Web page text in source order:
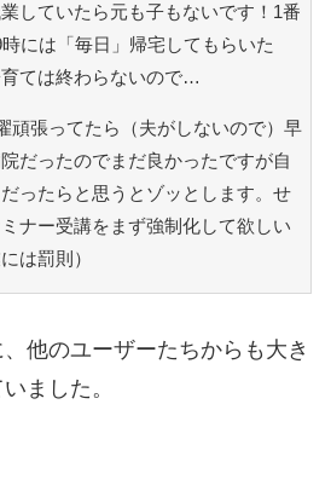
していたら元も子もないです！1番
には「毎日」帰宅してもらいた
ては終わらないので…
頑張ってたら（夫がしないので）早
だったのでまだ良かったですが自
ったらと思うとゾッとします。せ
ナー受講をまず強制化して欲しい
は罰則）
他のユーザーたちからも大き
ました。